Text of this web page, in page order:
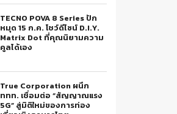
TECNO POVA 8 Series ปัก
หมุด 15 ก.ค. โชว์ดีไซน์ D.I.Y.
Matrix Dot ที่คุณนิยามความ
คูลได้เอง
True Corporation ผนึก
ททท. เชื่อมต่อ “สัญญาณแรง
5G” สู่มิติใหม่ของการท่อง